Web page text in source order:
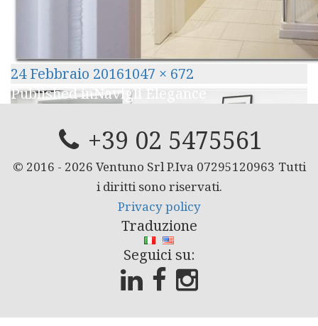
Posted
on
24 Febbraio 2016Full
size
1047 × 672
Navigazione
articoli
Published inNavigli Elegance
+39 02 5475561
© 2016 - 2026 Ventuno Srl P.Iva 07295120963 Tutti
i diritti sono riservati.
Privacy policy
Traduzione
Seguici su: